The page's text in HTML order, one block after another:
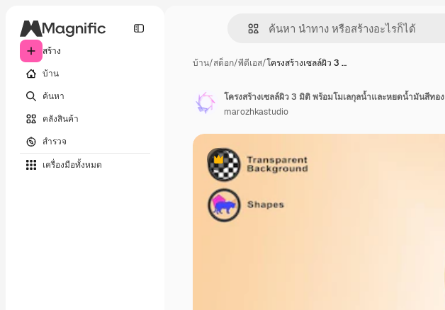
สร้าง
บ้าน
ค้นหา
คลังสินค้า
สำรวจ
เครื่องมือทั้งหมด
บ้าน/สต็อก/พีดีเอส/โครงสร้างเซลล์ผิว 3 …
พรีเมี่ยม
marozhkastudio